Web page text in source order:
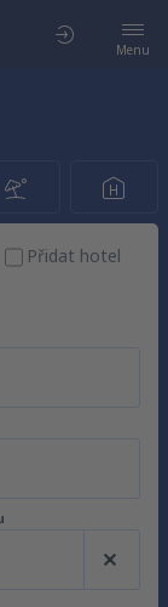
Menu
Přidat hotel